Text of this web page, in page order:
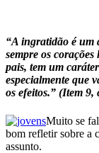
“A ingratidão é um
sempre os
pais, tem um
especialmente que
os efeitos.” (Item
Muito se
bom refletir sobre a
assunto.